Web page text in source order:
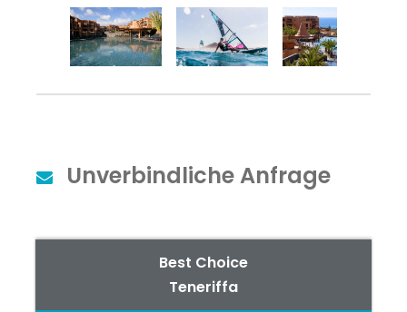
Best Choice
Teneriffa
Unverbindliche Anfrage